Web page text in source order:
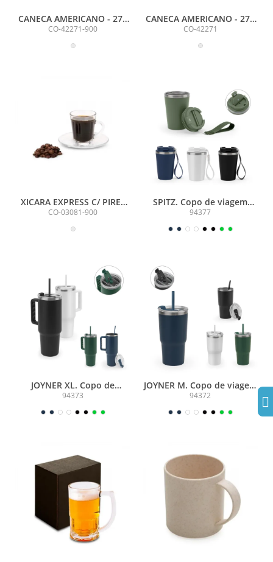
CANECA AMERICANO - 270
ML
CO-42271-900
CANECA AMERICANO - 270
ML
CO-42271
XICARA EXPRESS C/ PIRES
AMERICANO - 90 ML
CO-03081-900
SPITZ. Copo de viagem
térmico em aço inox 90%
com acabamento em mate
94377
JOYNER XL. Copo de
viagem térmico, de grande
inoxidável 91% reciclado
94373
JOYNER M. Copo de viagem
térmico e compacto, em
parede dupla isolada a
94372